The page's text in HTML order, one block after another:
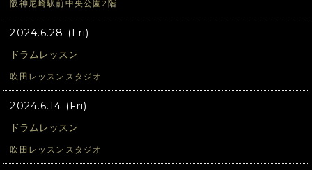
阪神尼崎駅前中央公園2階
2024.6.28 (Fri)
ドラムレッスン
吹田レッスンスタジオ
2024.6.14 (Fri)
ドラムレッスン
吹田レッスンスタジオ